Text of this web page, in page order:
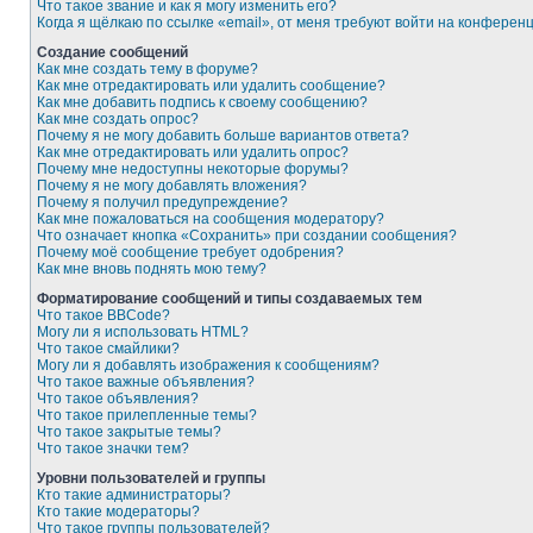
Что такое звание и как я могу изменить его?
Когда я щёлкаю по ссылке «email», от меня требуют войти на
Создание сообщений
Как мне создать тему в форуме?
Как мне отредактировать или удалить сообщение?
Как мне добавить подпись к своему сообщению?
Как мне создать опрос?
Почему я не могу добавить больше вариантов ответа?
Как мне отредактировать или удалить опрос?
Почему мне недоступны некоторые форумы?
Почему я не могу добавлять вложения?
Почему я получил предупреждение?
Как мне пожаловаться на сообщения модератору?
Что означает кнопка «Сохранить» при создании сообщения?
Почему моё сообщение требует одобрения?
Как мне вновь поднять мою тему?
Форматирование сообщений и типы создаваемых тем
Что такое BBCode?
Могу ли я использовать HTML?
Что такое смайлики?
Могу ли я добавлять изображения к сообщениям?
Что такое важные объявления?
Что такое объявления?
Что такое прилепленные темы?
Что такое закрытые темы?
Что такое значки тем?
Уровни пользователей и группы
Кто такие администраторы?
Кто такие модераторы?
Что такое группы пользователей?